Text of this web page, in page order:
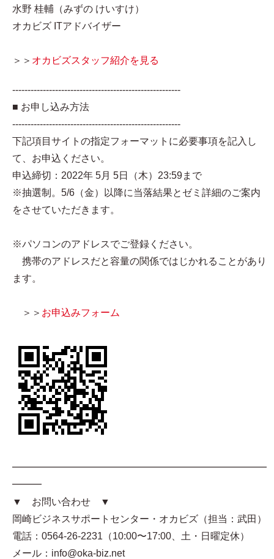
水野 桂輔（みずの けいすけ）
オカビズ ITアドバイザー
＞＞ オカビズスタッフ紹介を見る
-------------------------------------------------------
■ お申し込み方法
-------------------------------------------------------
下記項目サイトの指定フォーマットに必要事項を記入し
て、お申込ください。
申込締切：2022年 5月 5日（木）23:59まで
※抽選制。5/6（金）以降に当落結果とゼミ詳細のご案内
をさせていただきます。
※パソコンのアドレスでご登録ください。
携帯のアドレスだと容量の関係ではじかれることがあり
ます。
＞＞ お申込みフォーム
━━━━━━━━━━━━━━━━━━━━━━━━━━
━━━
▼ お問い合わせ ▼
岡崎ビジネスサポートセンター・オカビズ（担当：武田）
電話：0564-26-2231（10:00〜17:00、土・日曜定休）
メール：info@oka-biz.net